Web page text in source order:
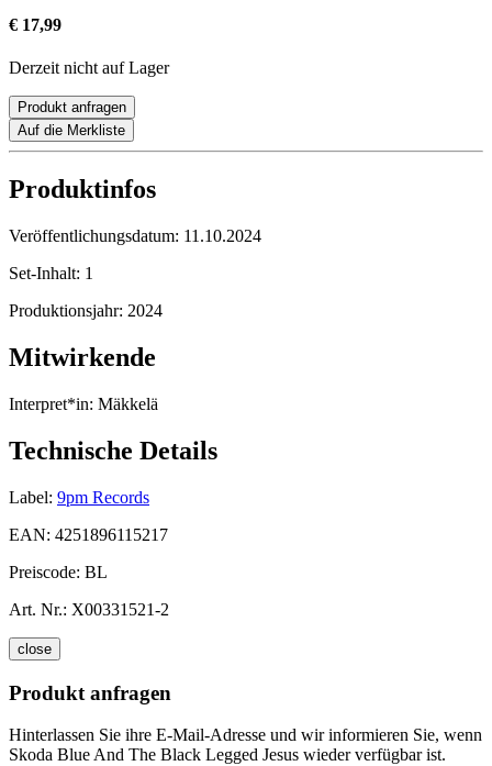
€ 17,99
Derzeit nicht auf Lager
Produkt anfragen
Auf die Merkliste
Produktinfos
Veröffentlichungsdatum: 11.10.2024
Set-Inhalt: 1
Produktionsjahr: 2024
Mitwirkende
Interpret*in: Mäkkelä
Technische Details
Label: 9pm Records
EAN: 4251896115217
Preiscode: BL
Art. Nr.: X00331521-2
close
Produkt anfragen
Hinterlassen Sie ihre E-Mail-Adresse und wir informieren Sie, wenn
Skoda Blue And The Black Legged Jesus wieder verfügbar ist.